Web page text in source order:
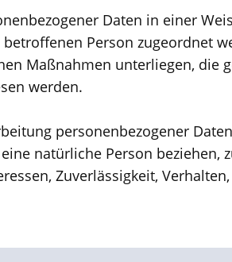
Daten in einer
Person zugeordnet
Maßnahmen unterliegen,
werden.
personenbezogener
natürliche Person
Zuverlässigkeit,